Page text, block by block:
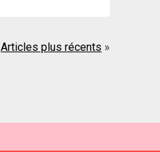
Articles plus récents